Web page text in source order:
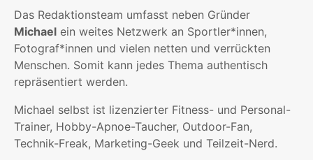
Das Redaktionsteam umfasst neben Gründer
Michael ein weites Netzwerk an Sportler*innen,
Fotograf*innen und vielen netten und verrückten
Menschen. Somit kann jedes Thema authentisch
repräsentiert werden.
Michael selbst ist lizenzierter Fitness- und Personal-
Trainer, Hobby-Apnoe-Taucher, Outdoor-Fan,
Technik-Freak, Marketing-Geek und Teilzeit-Nerd.